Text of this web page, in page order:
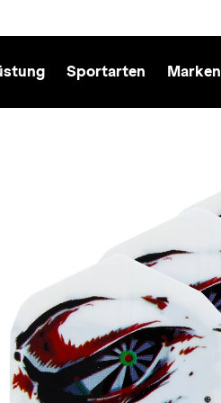
Sportarten Marken